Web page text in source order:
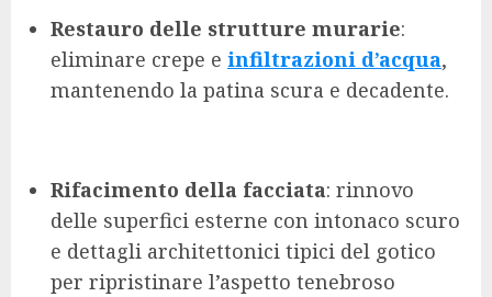
Restauro delle strutture murarie:
eliminare crepe e infiltrazioni d’acqua,
mantenendo la patina scura e decadente.
Rifacimento della facciata: rinnovo
delle superfici esterne con intonaco scuro
e dettagli architettonici tipici del gotico
per ripristinare l’aspetto tenebroso